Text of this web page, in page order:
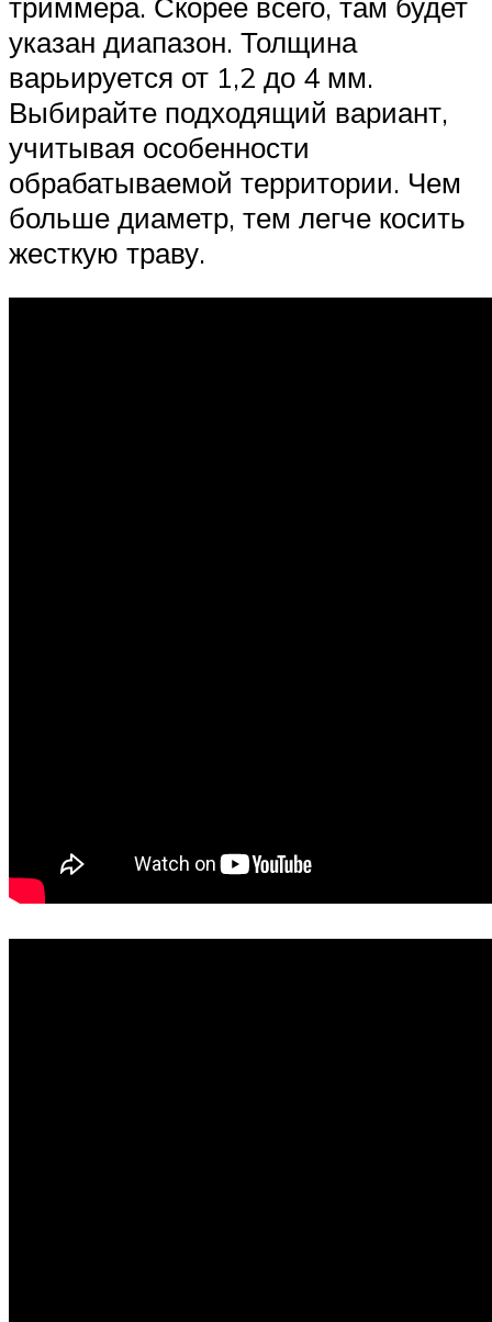
указан диапазон. Толщина
варьируется от 1,2 до 4 мм.
Выбирайте подходящий вариант,
учитывая особенности
обрабатываемой территории. Чем
больше диаметр, тем легче косить
жесткую траву.